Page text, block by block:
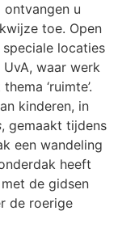
u
toe. Open
locaties
UvA, waar werk
‘ruimte’.
kinderen, in
, gemaakt tijdens
een wandeling
heeft
de gidsen
de roerige